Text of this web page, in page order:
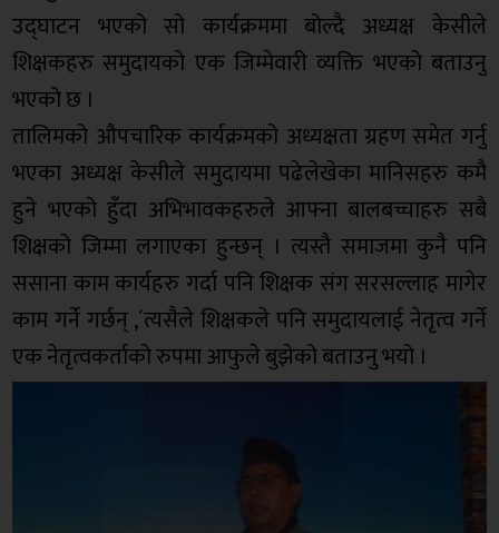
उद्घाटन भएको सो कार्यक्रममा बोल्दै अध्यक्ष केसीले
शिक्षकहरु समुदायको एक जिम्मेवारी व्यक्ति भएको बताउनु
भएको छ ।
तालिमको औपचारिक कार्यक्रमको अध्यक्षता ग्रहण समेत गर्नु
भएका अध्यक्ष केसीले समुदायमा पढेलेखेका मानिसहरु कमै
हुने भएको हुँदा अभिभावकहरुले आफ्ना बालबच्चाहरु सबै
शिक्षको जिम्मा लगाएका हुन्छन् । त्यस्तै समाजमा कुनै पनि
ससाना काम कार्यहरु गर्दा पनि शिक्षक संग सरसल्लाह मागेर
काम गर्ने गर्छन् ,´त्यसैले शिक्षकले पनि समुदायलाई नेतृत्व गर्ने
एक नेतृत्वकर्ताको रुपमा आफुले बुझेको बताउनु भयो ।